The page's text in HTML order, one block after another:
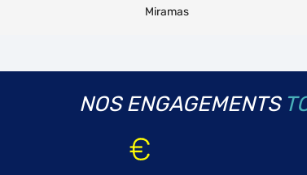
Miramas
NOS ENGAGEMENTS